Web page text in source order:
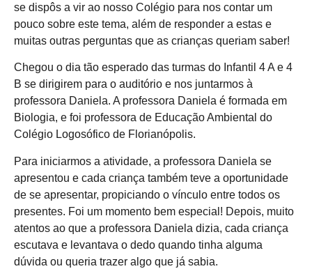
se dispôs a vir ao nosso Colégio para nos contar um
pouco sobre este tema, além de responder a estas e
muitas outras perguntas que as crianças queriam saber!
Chegou o dia tão esperado das turmas do Infantil 4 A e 4
B se dirigirem para o auditório e nos juntarmos à
professora Daniela. A professora Daniela é formada em
Biologia, e foi professora de Educação Ambiental do
Colégio Logosófico de Florianópolis.
Para iniciarmos a atividade, a professora Daniela se
apresentou e cada criança também teve a oportunidade
de se apresentar, propiciando o vínculo entre todos os
presentes. Foi um momento bem especial! Depois, muito
atentos ao que a professora Daniela dizia, cada criança
escutava e levantava o dedo quando tinha alguma
dúvida ou queria trazer algo que já sabia.